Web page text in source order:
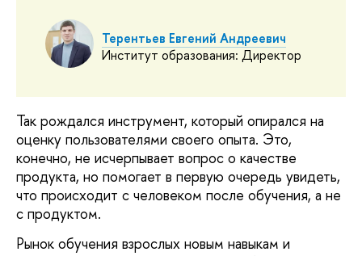
Терентьев Евгений Андреевич
Институт образования: Директор
Так рождался инструмент, который опирался на
оценку пользователями своего опыта. Это,
конечно, не исчерпывает вопрос о качестве
продукта, но помогает в первую очередь увидеть,
что происходит с человеком после обучения, а не
с продуктом.
Рынок обучения взрослых новым навыкам и